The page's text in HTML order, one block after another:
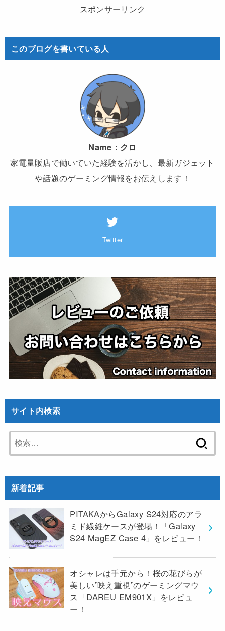
スポンサーリンク
このブログを書いている人
Name： クロ
家電量販店で働いていた経験を活かし、最新ガジェット
や話題のゲーミング情報をお伝えします！
Twitter
サイト内検索
索:
新着記事
PITAKAからGalaxy S24対応のアラ
ミド繊維ケースが登場！「Galaxy
S24 MagEZ Case 4」をレビュー！
オシャレは手元から！桜の花びらが
美しい”映え重視”のゲーミングマウ
ス「DAREU EM901X」をレビュ
ー！